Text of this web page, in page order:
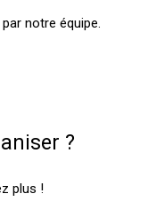
notre équipe.
?
plus !